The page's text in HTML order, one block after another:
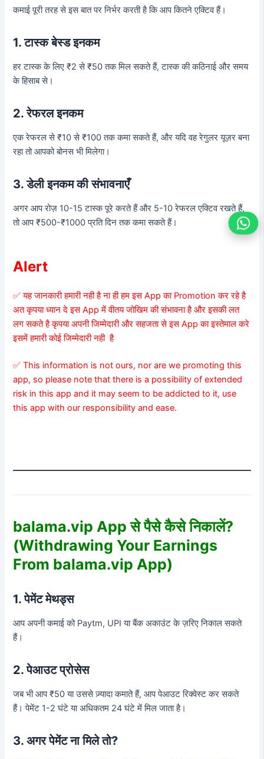
कमाई पूरी तरह से इस बात पर निर्भर करती है कि आप कितने एक्टिव हैं।
1. टास्क बेस्ड इनकम
हर टास्क के लिए ₹2 से ₹50 तक मिल सकते हैं, टास्क की कठिनाई और समय
के हिसाब से।
2. रेफरल इनकम
एक रेफरल से ₹10 से ₹100 तक कमा सकते हैं, और यदि वह रेगुलर यूज़र बना
रहा तो आपको बोनस भी मिलेगा।
3. डेली इनकम की संभावनाएँ
अगर आप रोज़ 10-15 टास्क पूरे करते हैं और 5-10 रेफरल एक्टिव रखते हैं,
तो आप ₹500-₹1000 प्रति दिन तक कमा सकते हैं।
Alert
✅ यह जानकारी हमारी नही है ना ही हम इस App का Promotion कर रहे है
अत कृपया ध्यान दे इस App में वीतय जोखिम की संभावना है और इसकी लत
लग सकते है कृपया अपनी जिम्मेदारी और सहजता से इस App का इस्तेमाल करे
इसमें हमारी कोई जिम्मेदारी नही है
✅ This information is not ours, nor are we promoting this
app, so please note that there is a possibility of extended
risk in this app and it may seem to be addicted to it, use
this app with our responsibility and ease.
balama.vip App से पैसे कैसे निकालें?
(Withdrawing Your Earnings
From balama.vip App)
1. पेमेंट मेथड्स
आप अपनी कमाई को Paytm, UPI या बैंक अकाउंट के ज़रिए निकाल सकते
हैं।
2. पेआउट प्रोसेस
जब भी आप ₹50 या उससे ज़्यादा कमाते हैं, आप पेआउट रिक्वेस्ट कर सकते
हैं। पेमेंट 1-2 घंटे या अधिकतम 24 घंटे में मिल जाता है।
3. अगर पेमेंट ना मिले तो?